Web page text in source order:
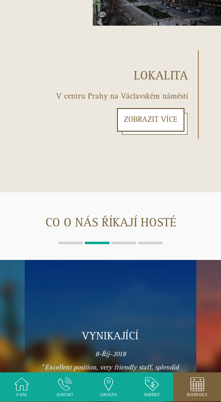
O NÁS KONTAKT LOKALITA NABÍDKY REZERVACE
LOKALITA
V centru Prahy na Václavském náměstí
ZOBRAZIT VÍCE
CO O NÁS ŘÍKAJÍ HOSTÉ
VYNIKAJÍCÍ
17-Zář-2018
Es war alles bestens!